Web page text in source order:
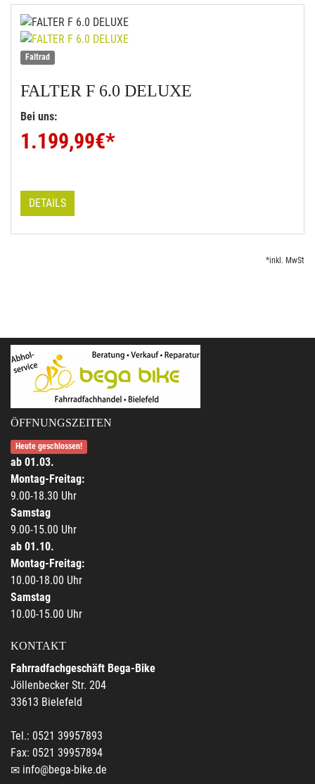
Faltrad
FALTER F 6.0 DELUXE
Bei uns:
1.199,99€*
DETAILS
*inkl. MwSt
ÖFFNUNGSZEITEN
Heute geschlossen!
ab 01.03.
Montag-Freitag:
9.00-18.30 Uhr
Samstag
9.00-15.00 Uhr
ab 01.10.
Montag-Freitag:
10.00-18.00 Uhr
Samstag
10.00-15.00 Uhr
KONTAKT
Fahrradfachgeschäft Bega-Bike
Jöllenbecker Str. 204
33613 Bielefeld
Tel.: 0521 39957893
Fax: 0521 39957894
info@bega-bike.de